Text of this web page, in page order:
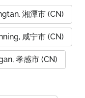
湘潭市 (CN)
咸宁市 (CN)
孝感市 (CN)